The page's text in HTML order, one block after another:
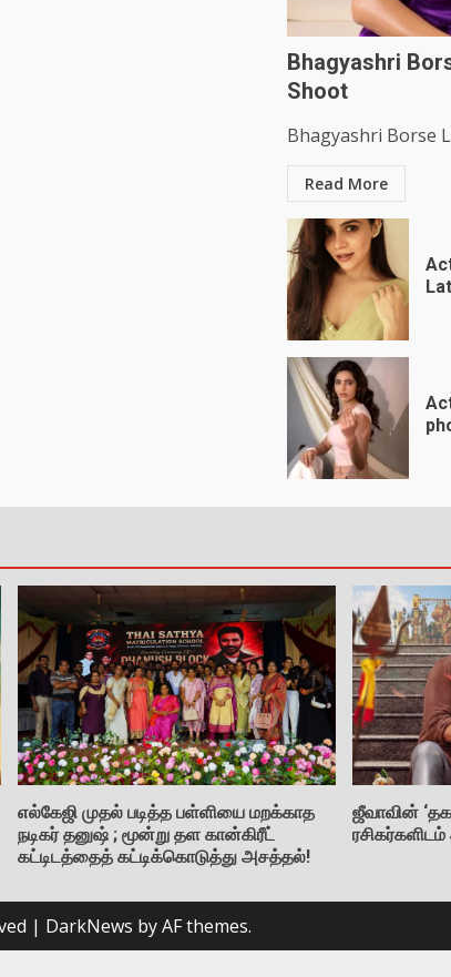
Bhagyashri
Shoot
Bhagyashri Borse
Read More
எல்கேஜி முதல் படித்த பள்ளியை மறக்காத
நடிகர் தனுஷ் ; மூன்று தள கான்கிரீட்
கட்டிடத்தைத் கட்டிக்கொடுத்து அசத்தல்!
ஜீவாவின்
| DarkNews by AF themes.